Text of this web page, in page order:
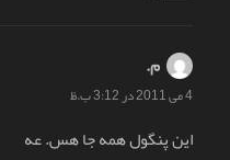
م.
4 می 2011 در 3:12 ب.ظ
این پنگول همه جا هس. عه